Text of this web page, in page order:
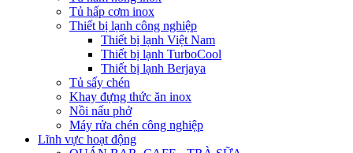
Tủ hấp cơm inox
Thiết bị lạnh công nghiệp
Thiết bị lạnh Việt Nam
Thiết bị lạnh TurboCool
Thiết bị lạnh Berjaya
Tủ sấy chén
Khay đựng thức ăn inox
Nồi nấu phở
Máy rửa chén công nghiệp
Lĩnh vực hoạt động